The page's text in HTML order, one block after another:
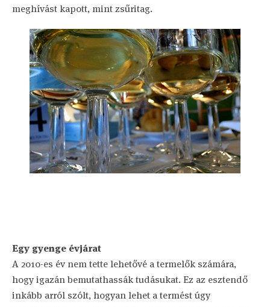
meghívást kapott, mint zsűritag.
Egy gyenge évjárat
A 2010-es év nem tette lehetővé a termelők számára,
hogy igazán bemutathassák tudásukat. Ez az esztendő
inkább arról szólt, hogyan lehet a termést úgy